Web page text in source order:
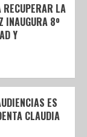
LA
INAUGURA 8º
Y
ES
CLAUDIA